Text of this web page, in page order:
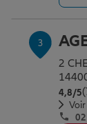
Garantie
3
2
4,8/5